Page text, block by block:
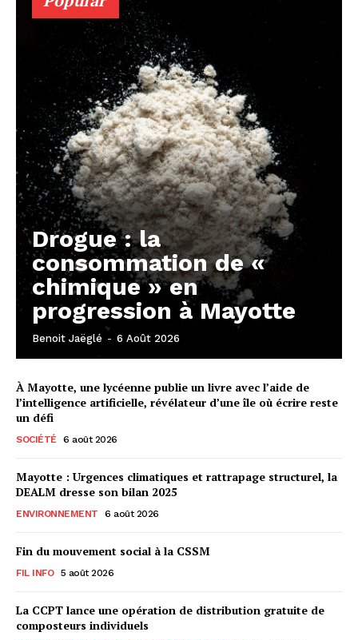
Drogue : la
consommation de «
chimique » en
progression à Mayotte
Benoit Jaëglé - 6 Août 2026
À Mayotte, une lycéenne publie un livre avec l’aide de
l’intelligence artificielle, révélateur d’une île où écrire reste
un défi
SOCIÉTÉ 6 août 2026
Mayotte : Urgences climatiques et rattrapage structurel, la
DEALM dresse son bilan 2025
ENVIRONNEMENT 6 août 2026
Fin du mouvement social à la CSSM
FIL INFO 5 août 2026
La CCPT lance une opération de distribution gratuite de
composteurs individuels